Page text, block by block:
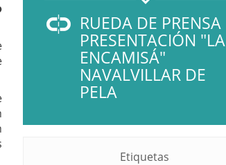
RUEDA DE PRENSA
PRESENTACIÓN "LA
ENCAMISÁ"
NAVALVILLAR DE
PELA
Etiquetas